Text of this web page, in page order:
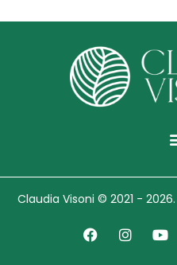
Claudia Visoni © 2021 -
F
a
I
n
Y
o